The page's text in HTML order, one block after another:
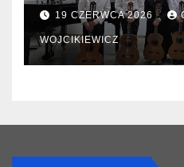
19 CZERWCA 2026
WOJCIKIEWICZ